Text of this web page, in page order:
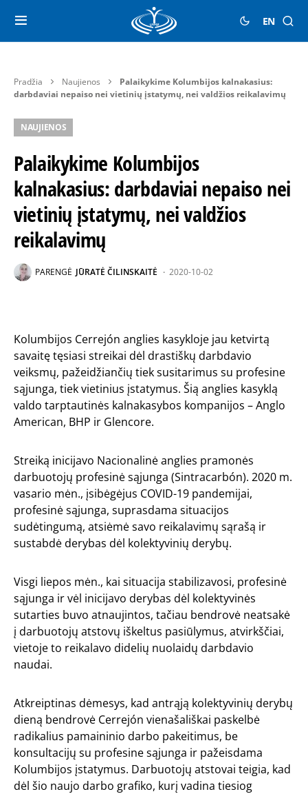
EN
Pradžia Naujienos
Palaikykime Kolumbijos kalnakasius:
darbdaviai nepaiso nei vietinių įstatymų, nei valdžios reikalavimų
NAUJIENOS
Palaikykime Kolumbijos
kalnakasius: darbdaviai nepaiso nei
vietinių įstatymų, nei valdžios
reikalavimų
PARENGĖ JŪRATĖ ČILINSKAITĖ 2020-10-02
Kolumbijos Cerrejón anglies kasykloje jau ketvirtą
savaitę tęsiasi streikai dėl drastiškų darbdavio
veiksmų, pažeidžiančių tiek susitarimus su profesine
sąjunga, tiek vietinius įstatymus. Šią anglies kasyklą
valdo tarptautinės kalnakasybos kompanijos – Anglo
American, BHP ir Glencore.
Streiką inicijavo Nacionalinė anglies pramonės
darbuotojų profesinė sąjunga (Sintracarbón). 2020 m.
vasario mėn., įsibėgėjus COVID-19 pandemijai,
profesinė sąjunga, suprasdama situacijos
sudėtingumą, atsiėmė savo reikalavimų sąrašą ir
sustabdė derybas dėl kolektyvinių derybų.
Visgi liepos mėn., kai situacija stabilizavosi, profesinė
sąjunga ir vėl inicijavo derybas dėl kolektyvinės
sutarties buvo atnaujintos, tačiau bendrovė neatsakė
į darbuotojų atstovų iškeltus pasiūlymus, atvirkščiai,
vietoje to reikalavo didelių nuolaidų darbdavio
naudai.
Atkreiptinas dėmesys, kad antrąją kolektyvinių derybų
dieną bendrovė Cerrejón vienašališkai paskelbė
radikalius pamaininio darbo pakeitimus, be
konsultacijų su profesine sąjunga ir pažeisdama
Kolumbijos įstatymus. Darbuotojų atstovai teigia, kad
dėl šio naujo darbo grafiko, kurį vadina tiesiog